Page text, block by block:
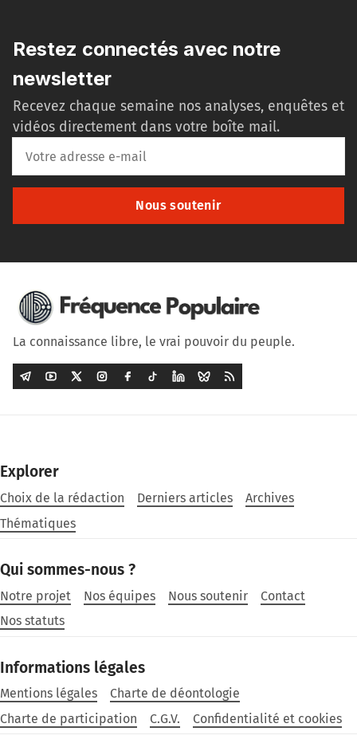
Restez connectés avec notre
newsletter
Recevez chaque semaine nos analyses, enquêtes et
vidéos directement dans votre boîte mail.
Nous soutenir
La connaissance libre, le vrai pouvoir du peuple.
Explorer
Choix de la rédaction Derniers articles
Archives
Thématiques
Qui sommes-nous ?
Notre projet Nos équipes Nous soutenir
Contact
Nos statuts
Informations légales
Mentions légales
Charte de déontologie
Charte de participation
C.G.V. Confidentialité et cookies